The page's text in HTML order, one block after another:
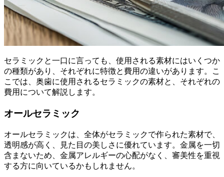
セラミックと一口に言っても、使用される素材にはいくつか
の種類があり、それぞれに特徴と費用の違いがあります。こ
こでは、奥歯に使用されるセラミックの素材と、それぞれの
費用について解説します。
オールセラミック
オールセラミックは、全体がセラミックで作られた素材で、
透明感が高く、見た目の美しさに優れています。金属を一切
含まないため、金属アレルギーの心配がなく、審美性を重視
する方に向いているかもしれません。